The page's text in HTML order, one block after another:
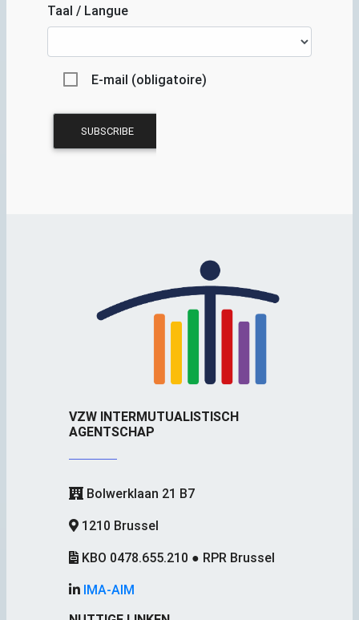
Taal / Langue
E-mail (obligatoire)
VZW INTERMUTUALISTISCH
AGENTSCHAP
Bolwerklaan 21 B7
1210 Brussel
KBO 0478.655.210 ● RPR Brussel
IMA-AIM